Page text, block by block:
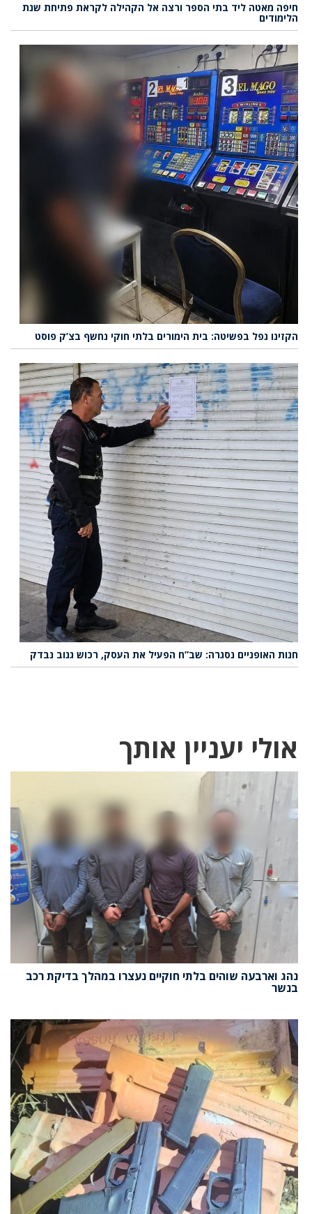
חיפה מאטה ליד בתי הספר ורצה אל הקהילה לקראת פתיחת שנת
הלימודים
הקזינו נפל בפשיטה: בית הימורים בלתי חוקי נחשף בצ’ק פוסט
חנות האופניים נסגרה: שב”ח הפעיל את העסק, רכוש גנוב נבדק
אולי יעניין אותך
נהג וארבעה שוהים בלתי חוקיים נעצרו במהלך בדיקת רכב
בנשר